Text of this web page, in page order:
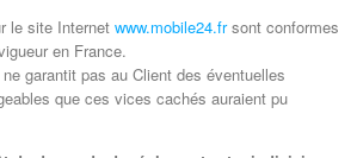
le site Internet www.mobile24.frsont conformes
en France.
garantit pas au Client des éventuelles
que ces vices cachés auraient pu